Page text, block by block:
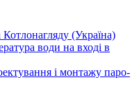
(Україна)
води на вході в
і монтажу паро-